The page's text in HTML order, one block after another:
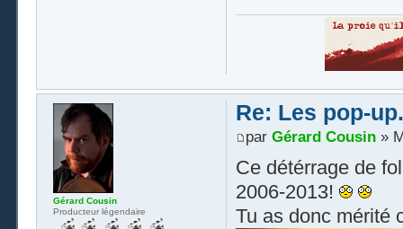
Re: Les pop-
par Gérard Cousin»
Ce détérrage de
2006-2013!
Tu as donc mérité
Gérard Cousin
Producteur légendaire